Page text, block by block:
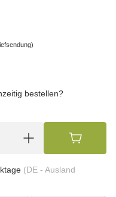
bestellen?
(DE - Ausland